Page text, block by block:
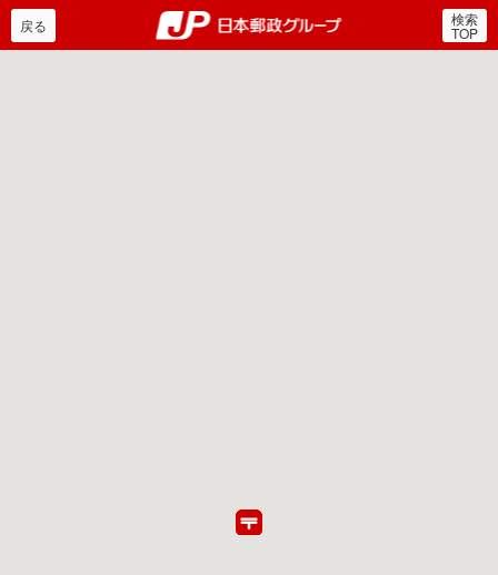
郵便局・日本郵政グルー
戻る 検索
TOP